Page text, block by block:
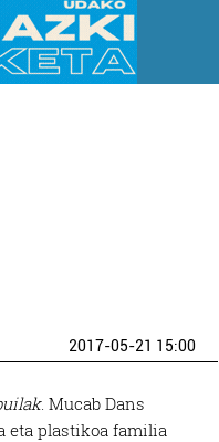
2017-05-21 15:00
. Mucab Dans
eta plastikoa familia